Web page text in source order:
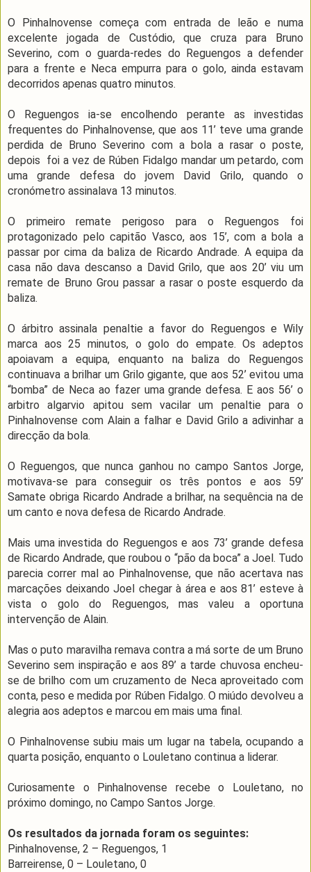
O Pinhalnovense começa com entrada de leão e numa
excelente jogada de Custódio, que cruza para Bruno
Severino, com o guarda-redes do Reguengos a defender
para a frente e Neca empurra para o golo, ainda estavam
decorridos apenas quatro minutos.
O Reguengos ia-se encolhendo perante as investidas
frequentes do Pinhalnovense, que aos 11’ teve uma grande
perdida de Bruno Severino com a bola a rasar o poste,
depois foi a vez de Rúben Fidalgo mandar um petardo, com
uma grande defesa do jovem David Grilo, quando o
cronómetro assinalava 13 minutos.
O primeiro remate perigoso para o Reguengos foi
protagonizado pelo capitão Vasco, aos 15’, com a bola a
passar por cima da baliza de Ricardo Andrade. A equipa da
casa não dava descanso a David Grilo, que aos 20’ viu um
remate de Bruno Grou passar a rasar o poste esquerdo da
baliza.
O árbitro assinala penaltie a favor do Reguengos e Wily
marca aos 25 minutos, o golo do empate. Os adeptos
apoiavam a equipa, enquanto na baliza do Reguengos
continuava a brilhar um Grilo gigante, que aos 52’ evitou uma
“bomba” de Neca ao fazer uma grande defesa. E aos 56’ o
arbitro algarvio apitou sem vacilar um penaltie para o
Pinhalnovense com Alain a falhar e David Grilo a adivinhar a
direcção da bola.
O Reguengos, que nunca ganhou no campo Santos Jorge,
motivava-se para conseguir os três pontos e aos 59’
Samate obriga Ricardo Andrade a brilhar, na sequência na de
um canto e nova defesa de Ricardo Andrade.
Mais uma investida do Reguengos e aos 73’ grande defesa
de Ricardo Andrade, que roubou o “pão da boca” a Joel. Tudo
parecia correr mal ao Pinhalnovense, que não acertava nas
marcações deixando Joel chegar à área e aos 81’ esteve à
vista o golo do Reguengos, mas valeu a oportuna
intervenção de Alain.
Mas o puto maravilha remava contra a má sorte de um Bruno
Severino sem inspiração e aos 89’ a tarde chuvosa encheu-
se de brilho com um cruzamento de Neca aproveitado com
conta, peso e medida por Rúben Fidalgo. O miúdo devolveu a
alegria aos adeptos e marcou em mais uma final.
O Pinhalnovense subiu mais um lugar na tabela, ocupando a
quarta posição, enquanto o Louletano continua a liderar.
Curiosamente o Pinhalnovense recebe o Louletano, no
próximo domingo, no Campo Santos Jorge.
Os resultados da jornada foram os seguintes:
Pinhalnovense, 2 – Reguengos, 1
Barreirense, 0 – Louletano, 0